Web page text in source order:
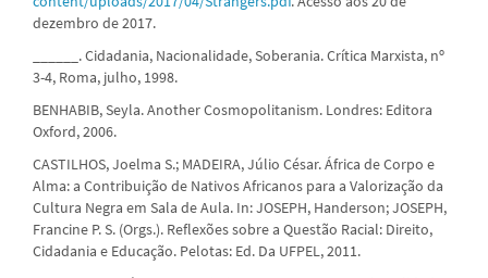
dezembro de 2017.
______. Cidadania, Nacionalidade, Soberania. Crítica Marxista, nº
3-4, Roma, julho, 1998.
BENHABIB, Seyla. Another Cosmopolitanism. Londres: Editora
Oxford, 2006.
CASTILHOS, Joelma S.; MADEIRA, Júlio César. África de Corpo e
Alma: a Contribuição de Nativos Africanos para a Valorização da
Cultura Negra em Sala de Aula. In: JOSEPH, Handerson; JOSEPH,
Francine P. S. (Orgs.). Reflexões sobre a Questão Racial: Direito,
Cidadania e Educação. Pelotas: Ed. Da UFPEL, 2011.